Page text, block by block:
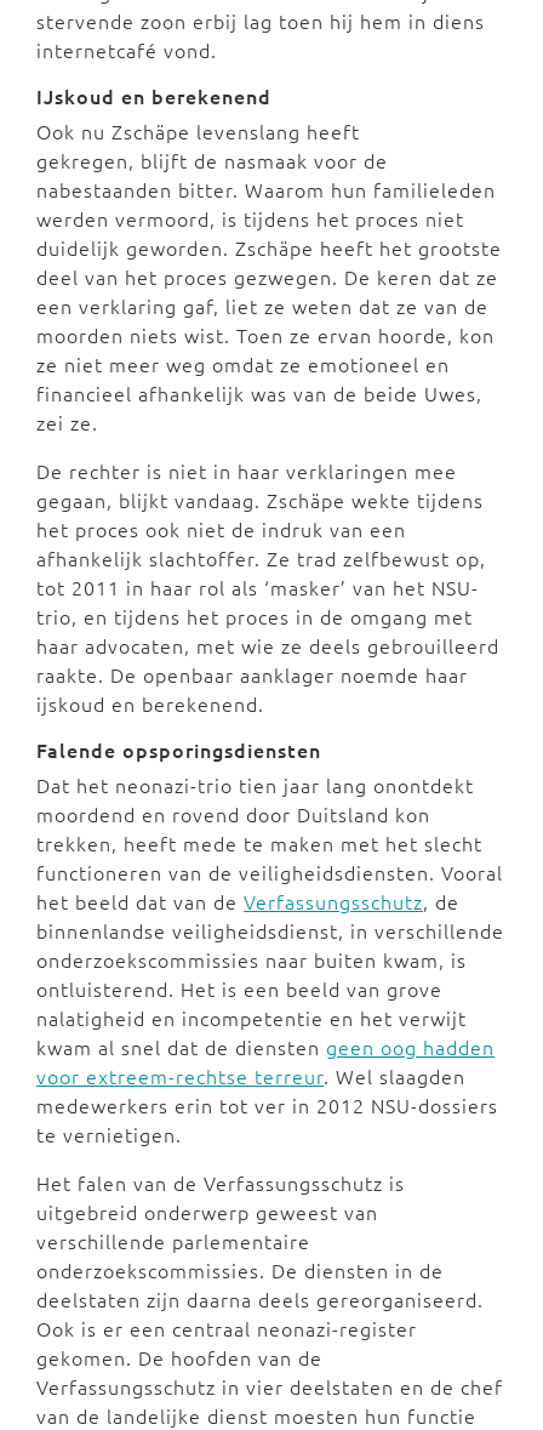
stervende zoon erbij lag toen hij hem in diens
internetcafé vond.
IJskoud en berekenend
Ook nu Zschäpe levenslang heeft
gekregen, blijft de nasmaak voor de
nabestaanden bitter. Waarom hun familieleden
werden vermoord, is tijdens het proces niet
duidelijk geworden. Zschäpe heeft het grootste
deel van het proces gezwegen. De keren dat ze
een verklaring gaf, liet ze weten dat ze van de
moorden niets wist. Toen ze ervan hoorde, kon
ze niet meer weg omdat ze emotioneel en
financieel afhankelijk was van de beide Uwes,
zei ze.
De rechter is niet in haar verklaringen mee
gegaan, blijkt vandaag. Zschäpe wekte tijdens
het proces ook niet de indruk van een
afhankelijk slachtoffer. Ze trad zelfbewust op,
tot 2011 in haar rol als ‘masker’ van het NSU-
trio, en tijdens het proces in de omgang met
haar advocaten, met wie ze deels gebrouilleerd
raakte. De openbaar aanklager noemde haar
ijskoud en berekenend.
Falende opsporingsdiensten
Dat het neonazi-trio tien jaar lang onontdekt
moordend en rovend door Duitsland kon
trekken, heeft mede te maken met het slecht
functioneren van de veiligheidsdiensten. Vooral
het beeld dat van de Verfassungsschutz, de
binnenlandse veiligheidsdienst, in verschillende
onderzoekscommissies naar buiten kwam, is
ontluisterend. Het is een beeld van grove
nalatigheid en incompetentie en het verwijt
kwam al snel dat de diensten geen oog hadden
voor extreem-rechtse terreur. Wel slaagden
medewerkers erin tot ver in 2012 NSU-dossiers
te vernietigen.
Het falen van de Verfassungsschutz is
uitgebreid onderwerp geweest van
verschillende parlementaire
onderzoekscommissies. De diensten in de
deelstaten zijn daarna deels gereorganiseerd.
Ook is er een centraal neonazi-register
gekomen. De hoofden van de
Verfassungsschutz in vier deelstaten en de chef
van de landelijke dienst moesten hun functie